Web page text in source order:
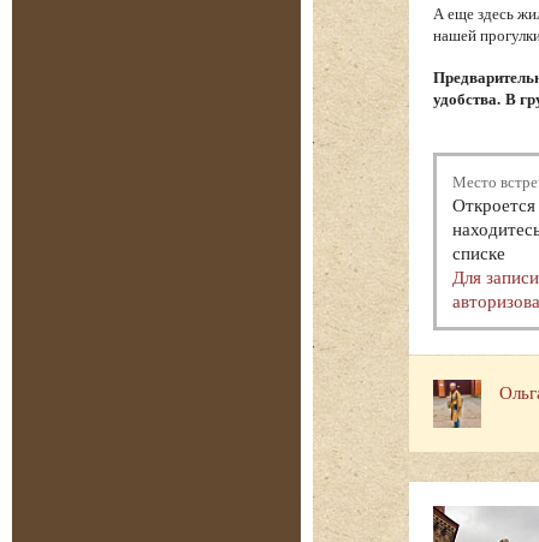
А еще здесь
нашей
удобства. В
Место
списке
Для